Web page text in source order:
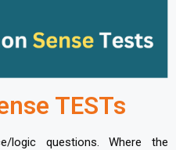
TESTs
logic questions. Where the